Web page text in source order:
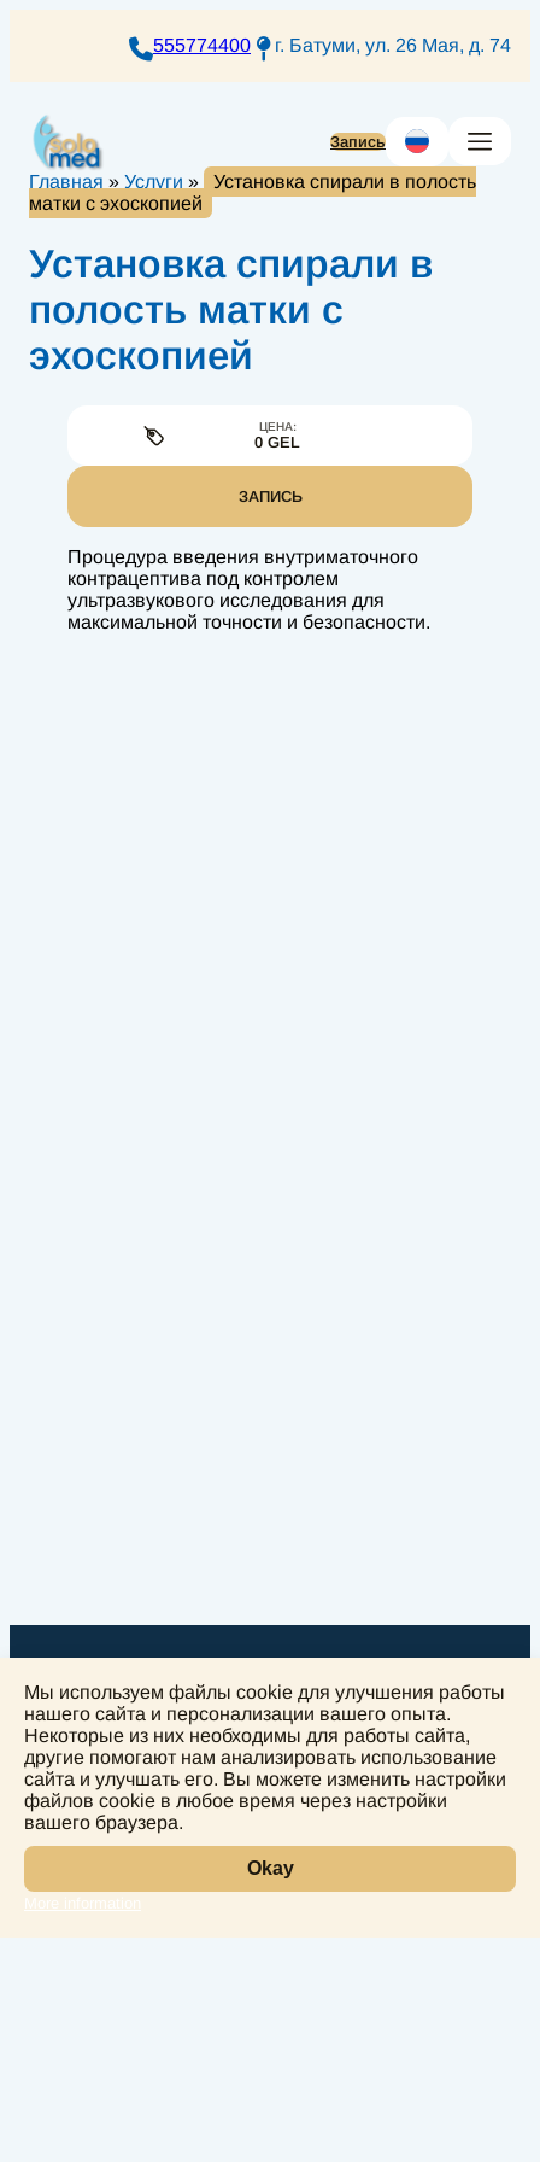
555774400 г. Батуми, ул. 26 Мая, д. 74
Запись
Главная » Услуги »
Установка спирали в полость
матки с эхоскопией
Установка спирали в
полость матки с
эхоскопией
Процедура введения внутриматочного
контрацептива под контролем
ультразвукового исследования для
максимальной точности и безопасности.
ЦЕНА:
0 GEL
ЗАПИСЬ
+
Мы используем файлы cookie для улучшения работы
нашего сайта и персонализации вашего опыта.
Некоторые из них необходимы для работы сайта,
другие помогают нам анализировать использование
сайта и улучшать его. Вы можете изменить настройки
файлов cookie в любое время через настройки
вашего браузера.
Okay
More information